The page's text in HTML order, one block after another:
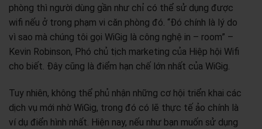
phòng thì người dùng gần như chỉ có thể sử dụng được
wifi nếu ở trong phạm vi căn phòng đó. “Đó chính là lý do
vì sao mà chúng tôi gọi WiGig là công nghệ in – room” –
Kevin Robinson, Phó chủ tịch marketing của Hiệp hội Wifi
cho biết. Đây cũng là điểm hạn chế lớn nhất của WiGig.
Tuy nhiên, không thể phủ nhận những cơ hội triển khai các
dịch vụ mới nhờ WiGig, trong đó có lẽ thực tế ảo chính là
ví dụ điển hình nhất. Hiện nay, nếu như bạn muốn sử dụng